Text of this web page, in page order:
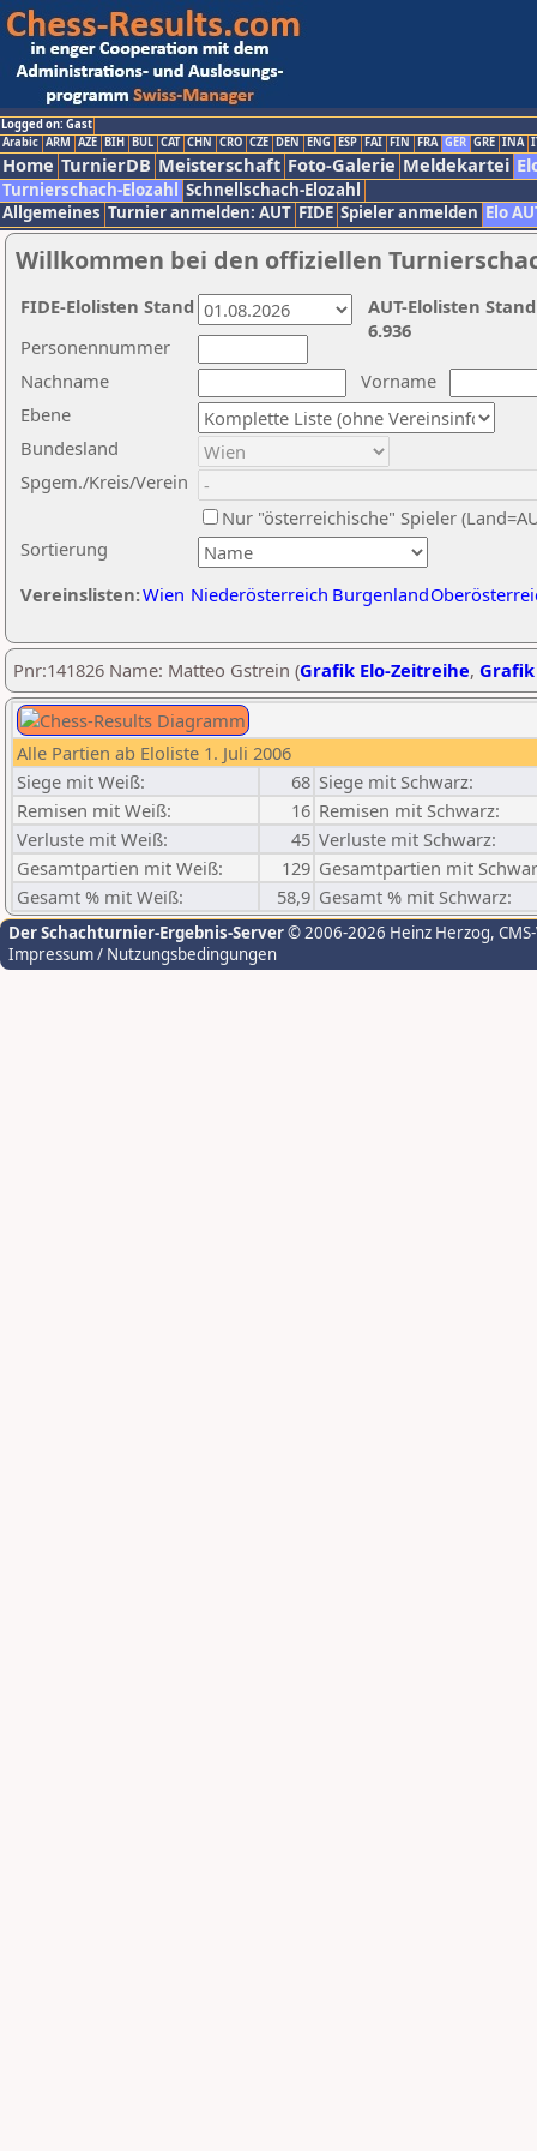
Logged on: Gast
Arabic ARM AZE BIH BUL CAT CHN CRO CZE DEN ENG ESP FAI FIN FRA GER GRE INA
Home TurnierDB Meisterschaft Foto-Galerie Meldekartei
Turnierschach-Elozahl Schnellschach-Elozahl
Allgemeines Turnier anmelden: AUT FIDE Spieler anmelden Elo
Willkommen bei den offiziellen
Nachname
Vorname
Ebene
Sortierung
Personennummer
Bundesland
Spgem./Kreis/Verein
Nur "österreichische" Spieler
Vereinslisten:Wien Niederösterreich Burgenland
AUT-Elolisten
6.936
FIDE-Elolisten Stand
Pnr:141826 Name: Matteo Gstrein (Grafik Elo-Zeitreihe,
Alle Partien ab Eloliste 1. Juli 2006
Siege mit Weiß:
68 Siege mit Schwarz:
Remisen mit Weiß:
16 Remisen mit Schwarz:
Verluste mit Weiß:
45 Verluste mit Schwarz:
Gesamtpartien mit Weiß:
129 Gesamtpartien mit
Gesamt % mit Weiß:
58,9 Gesamt % mit Schwarz:
Der Schachturnier-Ergebnis-Server© 2006-2026 Heinz Herzog,
Impressum / Nutzungsbedingungen